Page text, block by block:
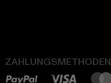
ZAHLUNGSMETHODEN